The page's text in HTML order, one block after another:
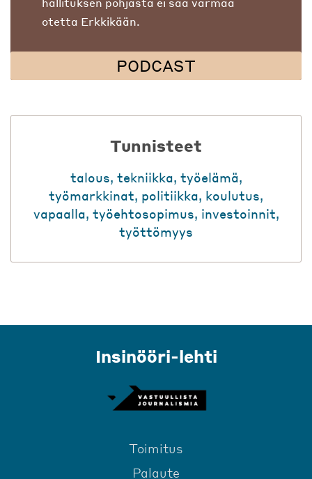
otetta Erkkikään.
PODCAST
Tunnisteet
talous, tekniikka, työelämä,
työmarkkinat, politiikka, koulutus,
vapaalla, työehtosopimus, investoinnit,
työttömyys
Insinööri-lehti
Toimitus
Palaute